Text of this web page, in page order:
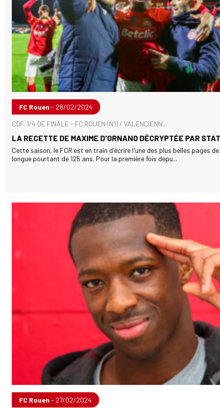
FC Rouen - 28/02/2024
CDF. 1/4 DE FINALE - FC ROUEN (N1) / VALENCIENN...
LA RECETTE DE MAXIME D'ORNANO DÉCRYPTÉE PAR
Cette saison, le FCR est en train d'écrire l'une des plus belles pages
longue pourtant de 125 ans. Pour la première fois depu...
FC Rouen - 27/02/2024